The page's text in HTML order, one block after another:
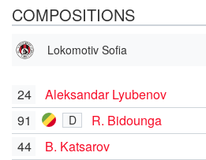
COMPOSITIONS
Lokomotiv Sofia
24
Aleksandar Lyubenov
91
D R. Bidounga
44
B. Katsarov